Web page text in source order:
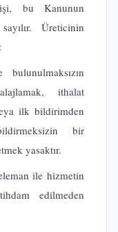
bu Kanunun
Üreticinin
ithalat
ilk bildirimden
bir
yasaktır.
ile hizmetin
edilmeden